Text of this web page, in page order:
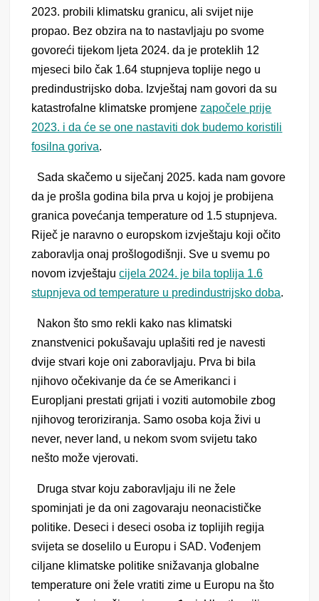
2023. probili klimatsku granicu, ali svijet nije
propao. Bez obzira na to nastavljaju po svome
govoreći tijekom ljeta 2024. da je proteklih 12
mjeseci bilo čak 1.64 stupnjeva toplije nego u
predindustrijsko doba. Izvještaj nam govori da su
katastrofalne klimatske promjenezapočele prije
2023. i da će se one nastaviti dok budemo koristili
fosilna goriva.
Sada skačemo u siječanj 2025. kada nam govore
da je prošla godina bila prva u kojoj je probijena
granica povećanja temperature od 1.5 stupnjeva.
Riječ je naravno o europskom izvještaju koji očito
zaboravlja onaj prošlogodišnji. Sve u svemu po
novom izvještajucijela 2024. je bila toplija 1.6
stupnjeva od temperature u predindustrijsko doba.
Nakon što smo rekli kako nas klimatski
znanstvenici pokušavaju uplašiti red je navesti
dvije stvari koje oni zaboravljaju. Prva bi bila
njihovo očekivanje da će se Amerikanci i
Europljani prestati grijati i voziti automobile zbog
njihovog teroriziranja. Samo osoba koja živi u
never, never land, u nekom svom svijetu tako
nešto može vjerovati.
Druga stvar koju zaboravljaju ili ne žele
spominjati je da oni zagovaraju neonacističke
politike. Deseci i deseci osoba iz toplijih regija
svijeta se doselilo u Europu i SAD. Vođenjem
ciljane klimatske politike snižavanja globalne
temperature oni žele vratiti zime u Europu na što